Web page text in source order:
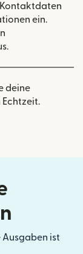
Kontaktdaten
ein.
deine
Echtzeit.
ist